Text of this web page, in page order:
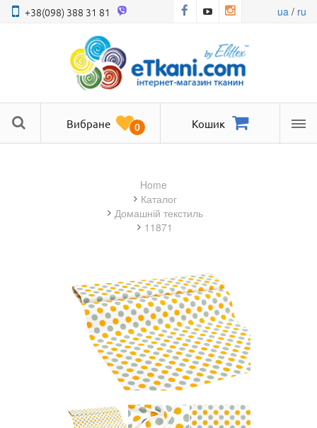
+38(098) 388 31 81 ua/ ru
Вибране 0 Кошик
Home
Каталог
домашній текстиль
11871